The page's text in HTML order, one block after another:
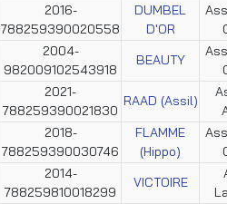
2016-
788259390020558
DUMBEL
D'OR
2004-
982009102543918
BEAUTY
2021-
788259390021830
RAAD (Assil)
2018-
788259390030746
FLAMME
(Hippo)
2014-
788259810018299
VICTOIRE